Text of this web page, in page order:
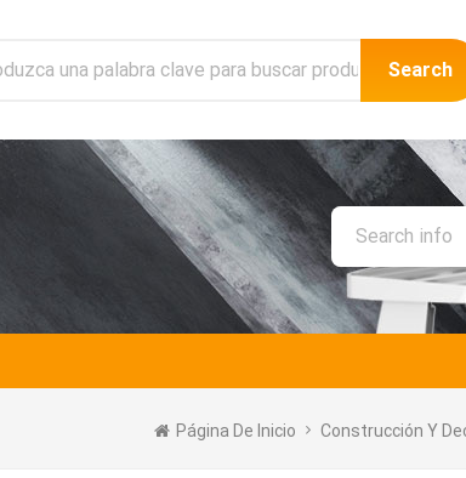
Search
Página De Inicio Construcción Y